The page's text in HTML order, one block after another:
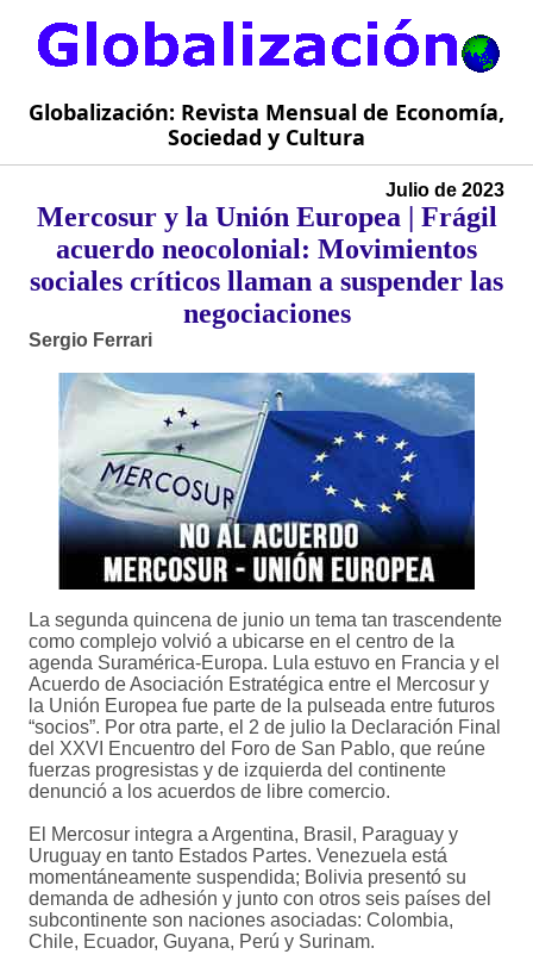
Globalización: Revista Mensual de Economía,
Sociedad y Cultura
Julio de 2023
Mercosur y la Unión Europea | Frágil
acuerdo neocolonial: Movimientos
sociales críticos llaman a suspender las
negociaciones
Sergio Ferrari
La segunda quincena de junio un tema tan trascendente
como complejo volvió a ubicarse en el centro de la
agenda Suramérica-Europa. Lula estuvo en Francia y el
Acuerdo de Asociación Estratégica entre el Mercosur y
la Unión Europea fue parte de la pulseada entre futuros
“socios”. Por otra parte, el 2 de julio la Declaración Final
del XXVI Encuentro del Foro de San Pablo, que reúne
fuerzas progresistas y de izquierda del continente
denunció a los acuerdos de libre comercio.
El Mercosur integra a Argentina, Brasil, Paraguay y
Uruguay en tanto Estados Partes. Venezuela está
momentáneamente suspendida; Bolivia presentó su
demanda de adhesión y junto con otros seis países del
subcontinente son naciones asociadas: Colombia,
Chile, Ecuador, Guyana, Perú y Surinam.